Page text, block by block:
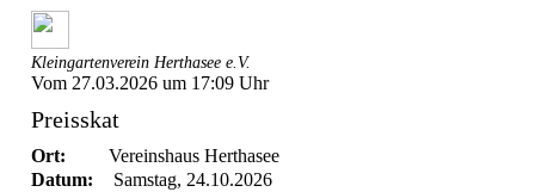
Kleingartenverein Herthasee e.V.
Vom 27.03.2026 um 17:09 Uhr
Preisskat
Ort:
Vereinshaus Herthasee
Datum:
Samstag, 24.10.2026